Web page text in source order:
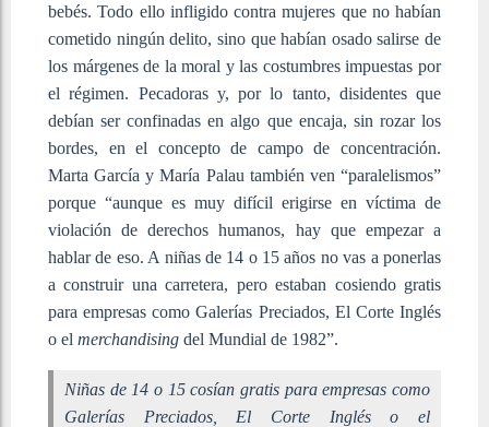
bebés. Todo ello infligido contra mujeres que no habían
cometido ningún delito, sino que habían osado salirse de
los márgenes de la moral y las costumbres impuestas por
el régimen. Pecadoras y, por lo tanto, disidentes que
debían ser confinadas en algo que encaja, sin rozar los
bordes, en el concepto de campo de concentración.
Marta García y María Palau también ven “paralelismos”
porque “aunque es muy difícil erigirse en víctima de
violación de derechos humanos, hay que empezar a
hablar de eso. A niñas de 14 o 15 años no vas a ponerlas
a construir una carretera, pero estaban cosiendo gratis
para empresas como Galerías Preciados, El Corte Inglés
o el merchandising del Mundial de 1982”.
Niñas de 14 o 15 cosían gratis para empresas como
Galerías Preciados, El Corte Inglés o el